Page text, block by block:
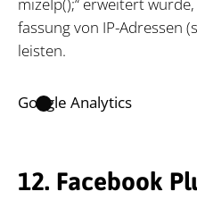
fas­sung von IP-Adres­sen
leis­ten.
Google Analytics
12. Facebook